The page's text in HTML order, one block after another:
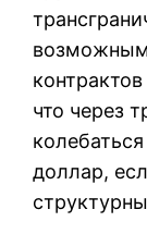
что через
доллар,